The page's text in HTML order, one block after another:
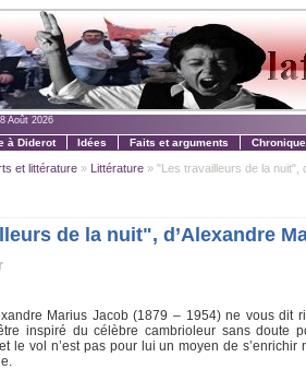
8 Août 2026
à Diderot Idées Faits et arguments
et littérature» Littérature» "Les travailleurs de la nuit",
de la nuit", d’Alexandre
Marius Jacob (1879 – 1954) ne vous
inspiré du célèbre cambrioleur sans
et le vol n’est pas pour lui un moyen de